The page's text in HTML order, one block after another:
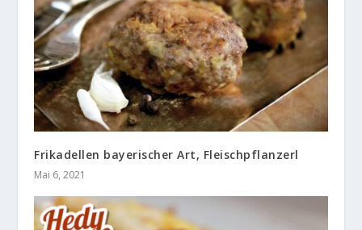
Frikadellen bayerischer Art, Fleischpflanzerl
Mai 6, 2021